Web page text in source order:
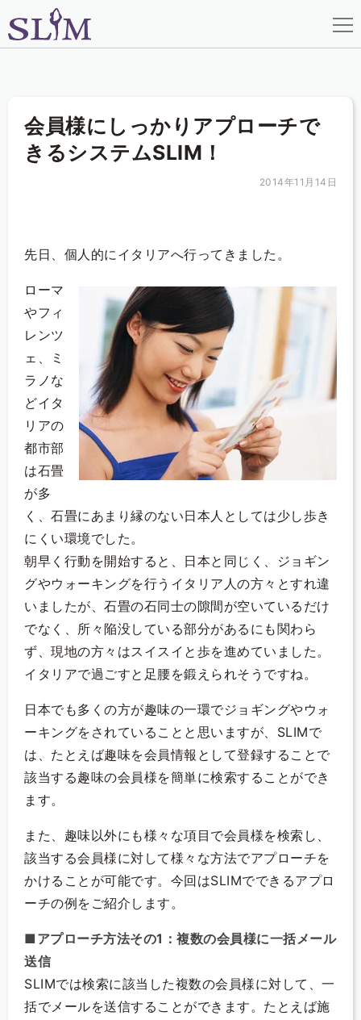
メニ
機能
お知らせ
お問合せ
会員様にしっかりアプローチで
きるシステムSLIM！
2014年11月14日
先日、個人的にイタリアへ行ってきました。
ローマ
やフィ
レンツ
ェ、ミ
ラノな
どイタ
リアの
都市部
は石畳
が多
く、石畳にあまり縁のない日本人としては少し歩き
にくい環境でした。
朝早く行動を開始すると、日本と同じく、ジョギン
グやウォーキングを行うイタリア人の方々とすれ違
いましたが、石畳の石同士の隙間が空いているだけ
でなく、所々陥没している部分があるにも関わら
ず、現地の方々はスイスイと歩を進めていました。
イタリアで過ごすと足腰を鍛えられそうですね。
日本でも多くの方が趣味の一環でジョギングやウォ
ーキングをされていることと思いますが、SLIMで
は、たとえば趣味を会員情報として登録することで
該当する趣味の会員様を簡単に検索することができ
ます。
また、趣味以外にも様々な項目で会員様を検索し、
該当する会員様に対して様々な方法でアプローチを
かけることが可能です。今回はSLIMでできるアプロ
ーチの例をご紹介します。
■アプローチ方法その1：複数の会員様に一括メール
送信
SLIMでは検索に該当した複数の会員様に対して、一
括でメールを送信することができます。たとえば施